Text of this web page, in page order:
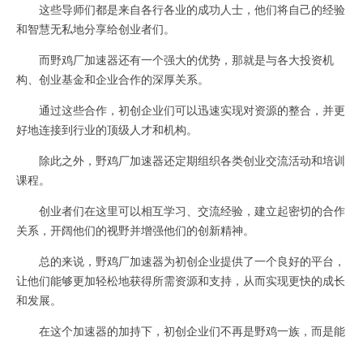
这些导师们都是来自各行各业的成功人士，他们将自己的经验
和智慧无私地分享给创业者们。
而野鸡厂加速器还有一个强大的优势，那就是与各大投资机
构、创业基金和企业合作的深厚关系。
通过这些合作，初创企业们可以迅速实现对资源的整合，并更
好地连接到行业的顶级人才和机构。
除此之外，野鸡厂加速器还定期组织各类创业交流活动和培训
课程。
创业者们在这里可以相互学习、交流经验，建立起密切的合作
关系，开阔他们的视野并增强他们的创新精神。
总的来说，野鸡厂加速器为初创企业提供了一个良好的平台，
让他们能够更加轻松地获得所需资源和支持，从而实现更快的成长
和发展。
在这个加速器的加持下，初创企业们不再是野鸡一族，而是能